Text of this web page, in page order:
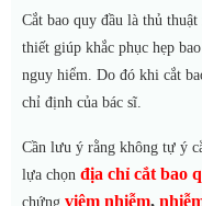
Cắt bao quy đầu là thủ
thiết giúp khắc phục hẹp
nguy hiểm. Do đó khi cắt
chỉ định của bác sĩ.
Cần lưu ý rằng không tự ý
lựa chọn địa chỉ cắt bao
chứng viêm nhiễm,